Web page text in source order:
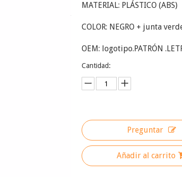
MATERIAL: PLÁSTICO (ABS)
COLOR: NEGRO + junta
OEM: logotipo.PATRÓN
Cantidad:
Preguntar
Añadir al carrito